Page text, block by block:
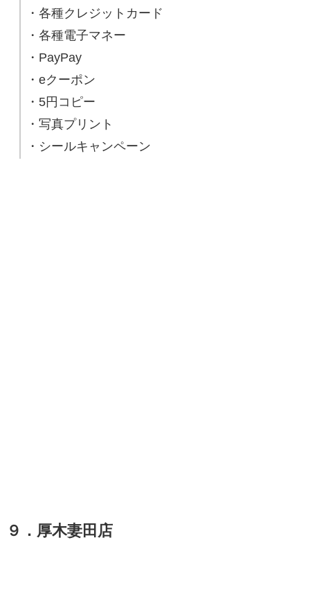
・各種クレジットカード
・各種電子マネー
・PayPay
・eクーポン
・5円コピー
・写真プリント
・シールキャンペーン
９．厚木妻田店